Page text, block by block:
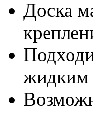
Доска
жидким